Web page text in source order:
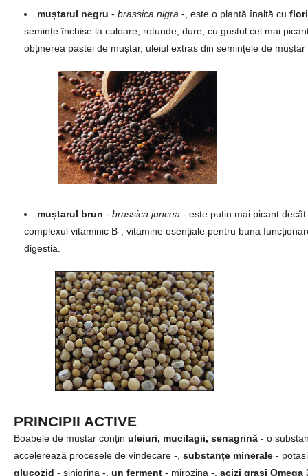
muștarul negru - brassica nigra -, este o plantă înaltă cu flori
semințe închise la culoare, rotunde, dure, cu gustul cel mai
obținerea pastei de muștar, uleiul extras din semințele de
muștarul brun - brassica juncea - este puțin mai picant
complexul vitaminic B-, vitamine esențiale pentru buna
digestia.
PRINCIPII ACTIVE
Boabele de muștar conțin uleiuri, mucilagii, senagrină - o
accelerează procesele de vindecare -, substanțe minerale -
glucozid - sinigrina -, un ferment - mirozina -, acizi grași Omega